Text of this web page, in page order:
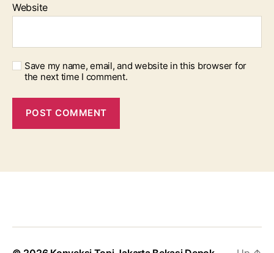
Website
Save my name, email, and website in this browser for
the next time I comment.